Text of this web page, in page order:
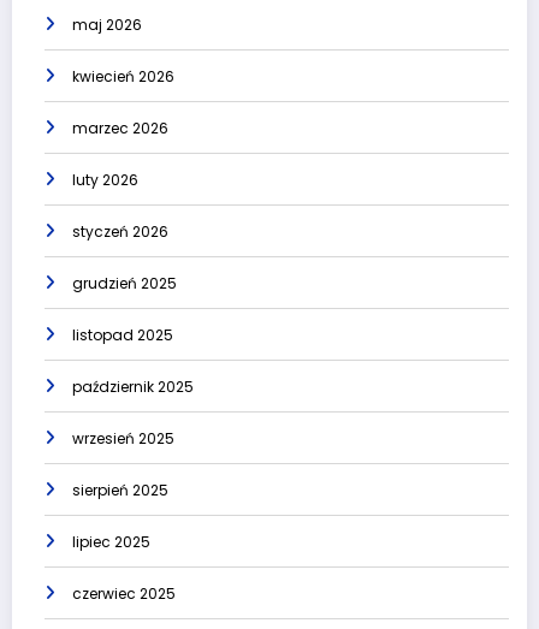
maj 2026
kwiecień 2026
marzec 2026
luty 2026
styczeń 2026
grudzień 2025
listopad 2025
październik 2025
wrzesień 2025
sierpień 2025
lipiec 2025
czerwiec 2025